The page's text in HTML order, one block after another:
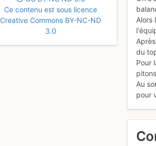
Ce contenu est sous licence
Creative Commons BY-NC-ND
3.0
Alors
du
Pour
Au
pour